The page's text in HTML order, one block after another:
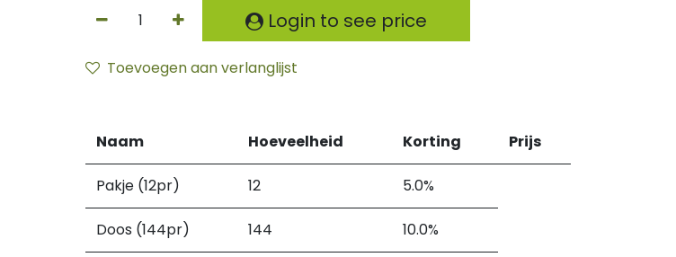
Login to see price
Toevoegen aan verlanglijst
Naam Hoeveelheid Korting Prijs
Pakje (12pr) 12 5.0%
Doos (144pr) 144 10.0%